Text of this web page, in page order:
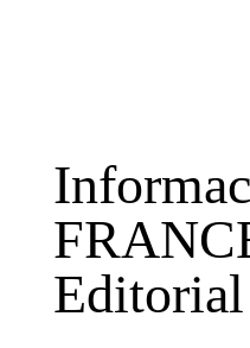
Editorial